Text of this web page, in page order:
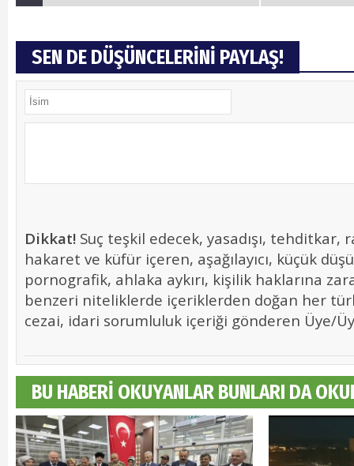
SEN DE DÜŞÜNCELERİNİ PAYLAŞ!
Dikkat! Suç teşkil edecek, yasadışı, tehditkar,
hakaret ve küfür içeren, aşağılayıcı, küçük
pornografik, ahlaka aykırı, kişilik haklarına
benzeri niteliklerde içeriklerden doğan her
cezai, idari sorumluluk içeriği gönderen Üye/
BU HABERİ OKUYANLAR BUNLARI DA